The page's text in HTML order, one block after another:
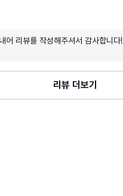
어 리뷰를 작성해주셔서 감사합니다!
리뷰 더보기